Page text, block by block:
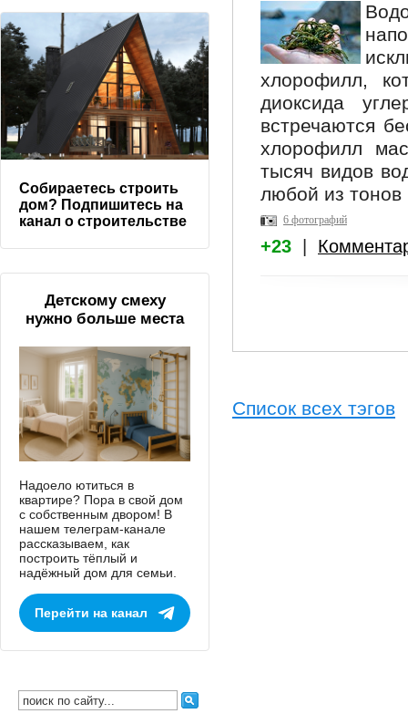
хлорофилл,
диоксида
встречаются
хлорофилл
тысяч видов
любой из тонов
6 фотографий
+23
Список всех тэгов
Собираетесь строить
дом? Подпишитесь на
канал о строительстве
Детскому смеху
нужно больше места
Надоело ютиться в
квартире? Пора в свой дом
с собственным двором! В
нашем телеграм-канале
рассказываем, как
построить тёплый и
надёжный дом для семьи.
Перейти на канал